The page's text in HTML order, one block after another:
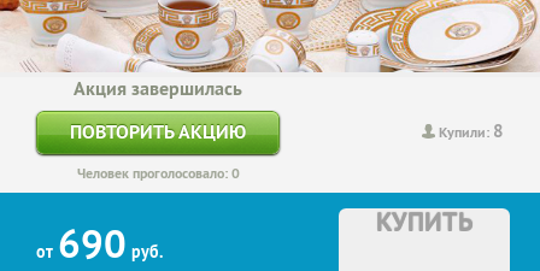
Купили: 8
Акция завершилась
ПОВТОРИТЬ АКЦИЮ
Человек проголосовало: 0
от 690 руб.
КУПИТЬ